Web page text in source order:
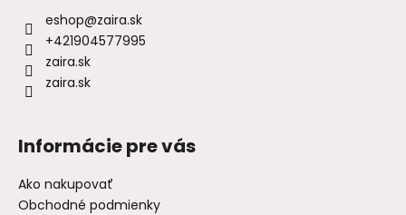
eshop@zaira.sk
+421904577995
zaira.sk
zaira.sk
Informácie pre vás
Ako nakupovať
Obchodné podmienky